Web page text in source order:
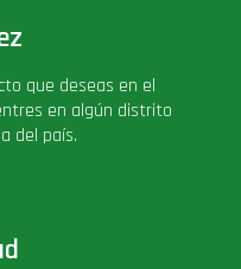
que deseas en el
en algún distrito
del país.